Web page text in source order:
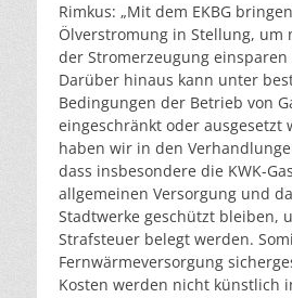
Rimkus: „Mit dem EKBG
Ölverstromung in Stellung, um
der Stromerzeugung einsparen
Darüber hinaus kann unter
Bedingungen der Betrieb von
eingeschränkt oder ausgesetzt
haben wir in den
dass insbesondere die KWK-
allgemeinen Versorgung und
Stadtwerke geschützt bleiben,
Strafsteuer belegt werden.
Fernwärmeversorgung
Kosten werden nicht künstlich